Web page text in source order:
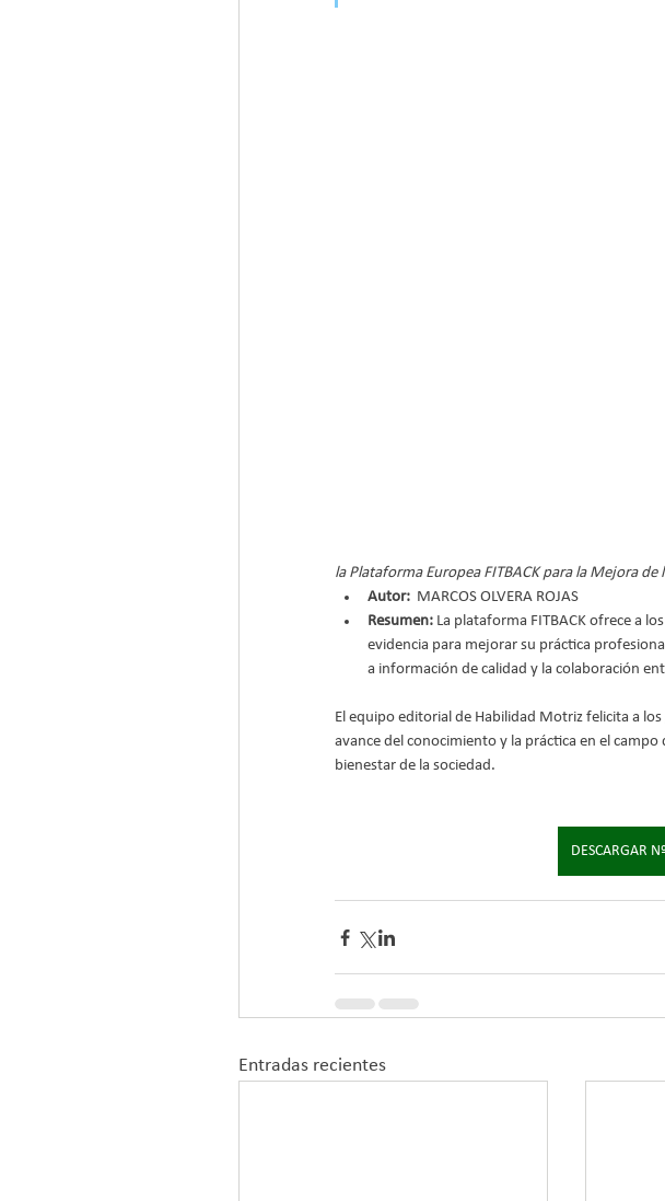
la Plataforma Europea FITBACK para la Mejora
Autor: MARCOS OLVERA ROJAS
Resumen: La plataforma FITBACK ofrece a
evidencia para mejorar su práctica
a información de calidad y la colaboración
El equipo editorial de Habilidad Motriz felicita a
avance del conocimiento y la práctica en el
bienestar de la sociedad.
DESCARGAR
Entradas recientes